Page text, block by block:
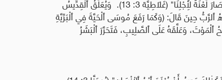
لَعْنَةً لِأَجْلِنَا" (غَلَاطِيَّة 3: 13). وَيُعَلِّقُ ٱلْقِدِّيسُ
حِينَ قَالَ: (وَكَمَا رَفَعَ مُوسَى ٱلْحَيَّةَ فِي ٱلْبَرِّيَّةِ
وَعَلَّقَهُ عَلَى ٱلصَّلِيبِ، فَتَحَرَّرَ ٱلْبَشَرُ